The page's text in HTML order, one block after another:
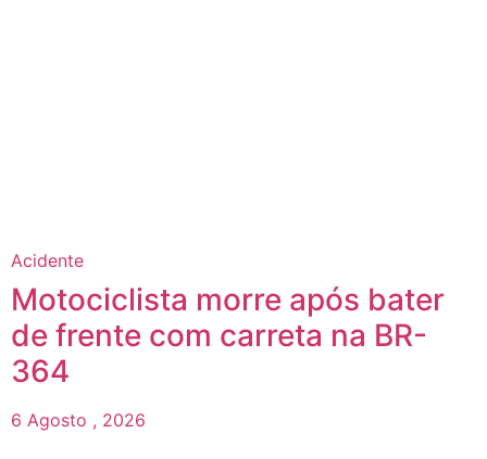
Acidente
Motociclista morre após bater
de frente com carreta na BR-
364
6 Agosto , 2026